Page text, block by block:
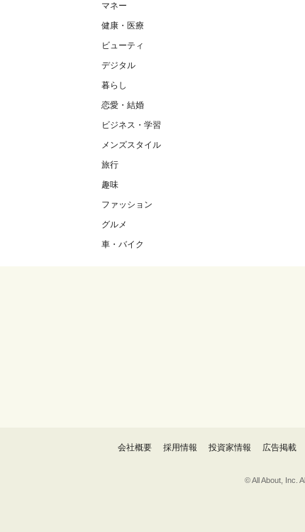
マネー
健康・医療
ビューティ
デジタル
暮らし
恋愛・結婚
ビジネス・学習
メンズスタイル
旅行
趣味
ファッション
グルメ
車・バイク
会社概要 採用情報 投資家情報 広告掲載
© All About, Inc.